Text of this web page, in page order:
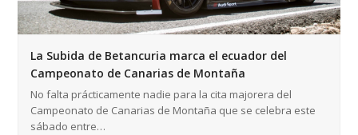
La Subida de Betancuria marca el ecuador del
Campeonato de Canarias de Montaña
No falta prácticamente nadie para la cita majorera del
Campeonato de Canarias de Montaña que se celebra este
sábado entre…